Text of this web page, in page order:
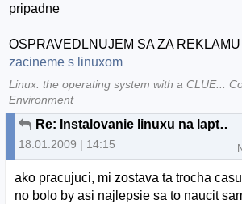
pripadne
OSPRAVEDLNUJEM SA ZA
zacineme s linuxom
Linux: the operating system with a CLUE...
Environment
Re: Instalovanie linuxu na laptop
18.01.2009 | 14:15
ako pracujuci, mi zostava ta trocha
no bolo by asi najlepsie sa to naucit